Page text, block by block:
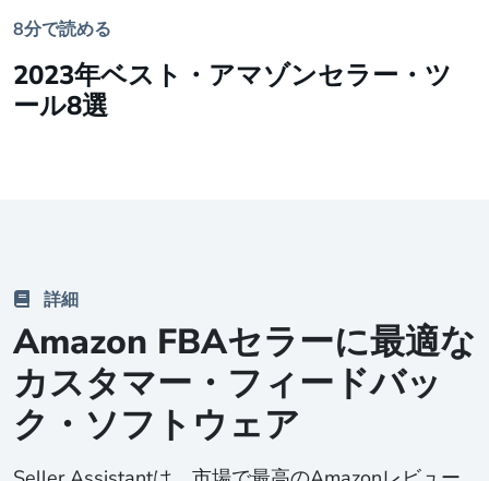
8分で読める
2023年ベスト・アマゾンセラー・ツ
ール8選
詳細
Amazon FBAセラーに最適な
カスタマー・フィードバッ
ク・ソフトウェア